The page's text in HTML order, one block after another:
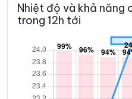
Nhiệt độ và khả năng
trong 12h tới